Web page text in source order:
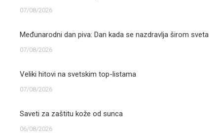
07/08/2026
Međunarodni dan piva: Dan kada se nazdravlja širom sveta
07/08/2026
Veliki hitovi na svetskim top-listama
07/08/2026
Saveti za zaštitu kože od sunca
06/08/2026